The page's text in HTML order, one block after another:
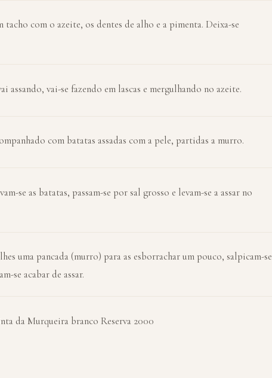
com o azeite, os dentes de alho e a pimenta. Deixa-se
assando, vai-se fazendo em lascas e mergulhando no azeite.
com batatas assadas com a pele, partidas a murro.
se as batatas, passam-se por sal grosso e levam-se a assar no
uma pancada (murro) para as esborrachar um pouco, salpicam-se
se acabar de assar.
da Murqueira branco Reserva 2000